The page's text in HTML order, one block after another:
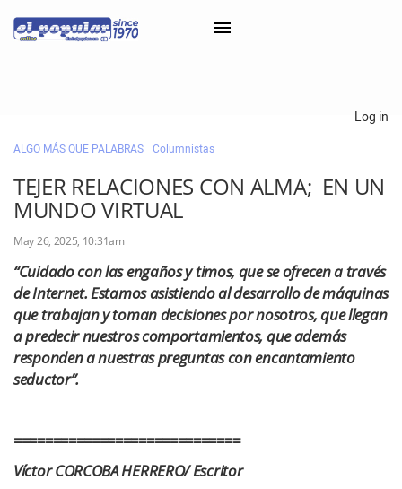
Classifieds
Categorías
×
Log in
ALGO MÁS QUE PALABRAS Columnistas
TEJER RELACIONES CON ALMA; EN UN
MUNDO VIRTUAL
May 26, 2025, 10:31am
“Cuidado con las engaños y timos, que se ofrecen a través
de Internet. Estamos asistiendo al desarrollo de máquinas
que trabajan y toman decisiones por nosotros, que llegan
a predecir nuestros comportamientos, que además
responden a nuestras preguntas con encantamiento
seductor”.
=============================
Víctor CORCOBA HERRERO/ Escritor